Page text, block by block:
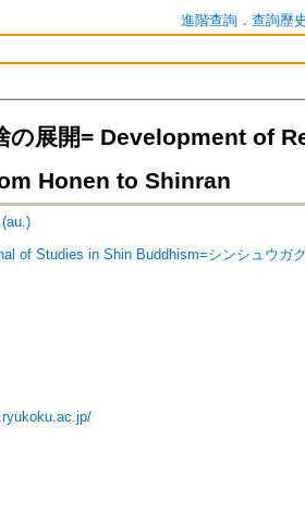
進階查詢． 查詢歷史
の展開= Development of
Honen to Shinran
of Studies in Shin Buddhism=シンシュウガク